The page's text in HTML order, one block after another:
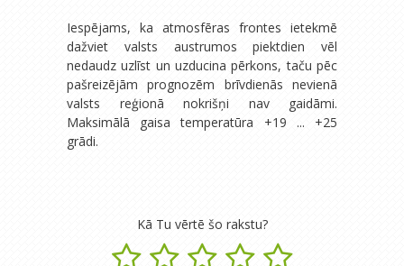
Iespējams, ka atmosfēras frontes ietekmē
dažviet valsts austrumos piektdien vēl
nedaudz uzlīst un uzducina pērkons, taču pēc
pašreizējām prognozēm brīvdienās nevienā
valsts reģionā nokrišņi nav gaidāmi.
Maksimālā gaisa temperatūra +19 ... +25
grādi.
Kā Tu vērtē šo rakstu?